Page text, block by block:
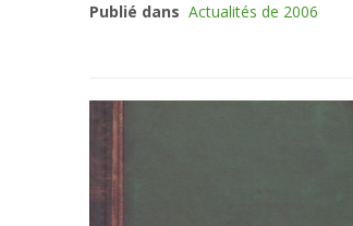
Publié dans Actualités de 2006